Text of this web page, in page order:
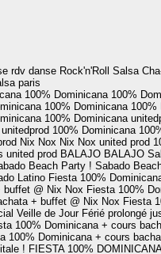
danse Rock'n'Roll Salsa
paris
100% Dominicana 100%
100% Dominicana 100%
100% Dominicana
unitedprod 100% Dominicana
Nix Nox Nix Nox united prod
united prod BALAJO BALAJO
Beach Party ! Sabado
Latino Fiesta 100%
buffet @ Nix Nox Fiesta 100%
+ buffet @ Nix Nox Fiesta
Veille de Jour Férié prolongé
100% Dominicana + cours
100% Dominicana + cours
! FIESTA 100%